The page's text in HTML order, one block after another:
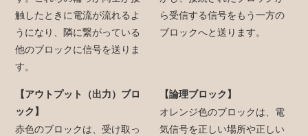
触したときに電流が流れるよ
うになり、隣に繋がっている
他のブロックに信号を送りま
す。
ら受信する信号をもう一方の
ブロックへと送ります。
【アウトプット（出力）ブロ
ック】
赤色のブロックは、受け取っ
【論理ブロック】
オレンジ色のブロックは、電
気信号を正しい場所や正しい